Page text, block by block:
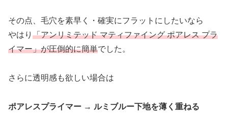
その点、毛穴を素早く・確実にフラットにしたいなら
やはり 「アンリミテッド マティファイング ポアレス プラ
イマー」が圧倒的に簡単でした。
さらに透明感も欲しい場合は
ポアレスプライマー → ルミブルー下地を薄く重ねる